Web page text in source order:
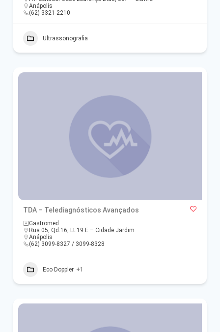
Anápolis
(62) 3321-2210
Ultrassonografia
TDA – Telediagnósticos Avançados
Gastromed
Rua 05, Qd.16, Lt.19 E – Cidade Jardim
Anápolis
(62) 3099-8327 / 3099-8328
Eco Doppler +1